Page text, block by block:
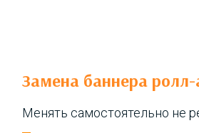
Замена баннера ролл-
Менять самостоятельно не